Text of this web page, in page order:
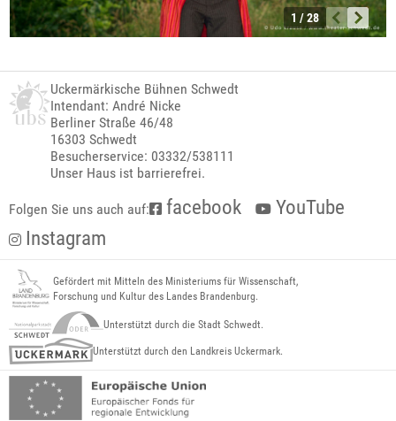
1 / 28
Uckermärkische Bühnen Schwedt
Intendant: André Nicke
Berliner Straße 46/48
16303 Schwedt
Besucherservice: 03332/538111
Unser Haus ist barrierefrei.
Folgen Sie uns auch auf: facebook
YouTube
Instagram
Gefördert mit Mitteln des Ministeriums für Wissenschaft,
Forschung und Kultur des Landes Brandenburg.
Unterstützt durch die Stadt Schwedt.
Unterstützt durch den Landkreis Uckermark.